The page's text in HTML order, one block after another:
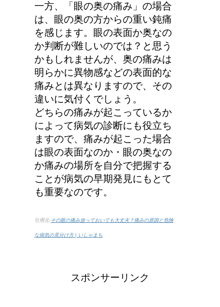
一方、「眼の奥の痛み」の場合
は、眼の奥の方からの重い鈍痛
を感じます。眼の表面か奥なの
か判断が難しいのでは？と思う
かもしれませんが、奥の痛みは
明らかに異物感などの表面的な
痛みとは異なりますので、その
違いに気付くでしょう。
どちらの痛みが起こっているか
によって病気の診断にも役立ち
ますので、痛みが起こった場合
は眼の表面なのか・眼の奥なの
か痛みの場所を自分で把握する
ことが病気の早期発見にもとて
も重要なのです。
引用元-その眼の痛み放っておいても大丈夫？痛みの原因と危険
な病気の見分け方 | いしゃまち
スポンサーリンク